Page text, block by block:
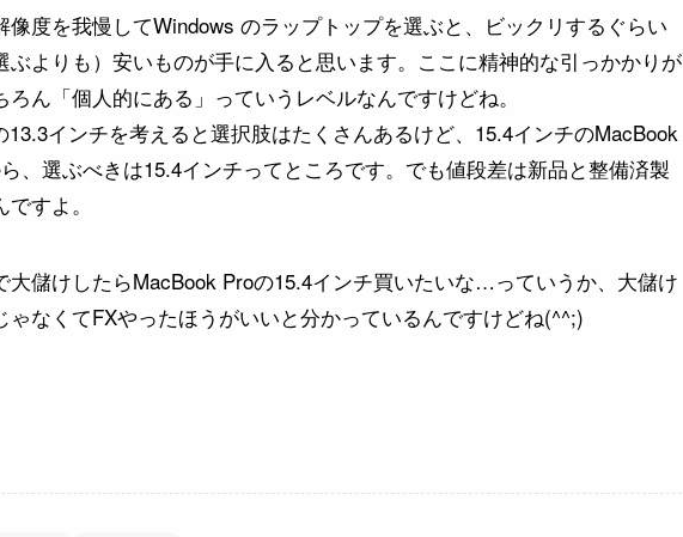
像度を我慢してWindows のラップトップを選ぶと、ビックリするぐらい
ぶよりも）安いものが手に入ると思います。ここに精神的な引っかかりが
ん「個人的にある」っていうレベルなんですけどね。
インチを考えると選択肢はたくさんあるけど、15.4インチのMacBook
、選ぶべきは15.4インチってところです。でも値段差は新品と整備済製
すよ。
大儲けしたらMacBook Proの15.4インチ買いたいな…っていうか、大儲け
ゃなくてFXやったほうがいいと分かっているんですけどね(^^;)